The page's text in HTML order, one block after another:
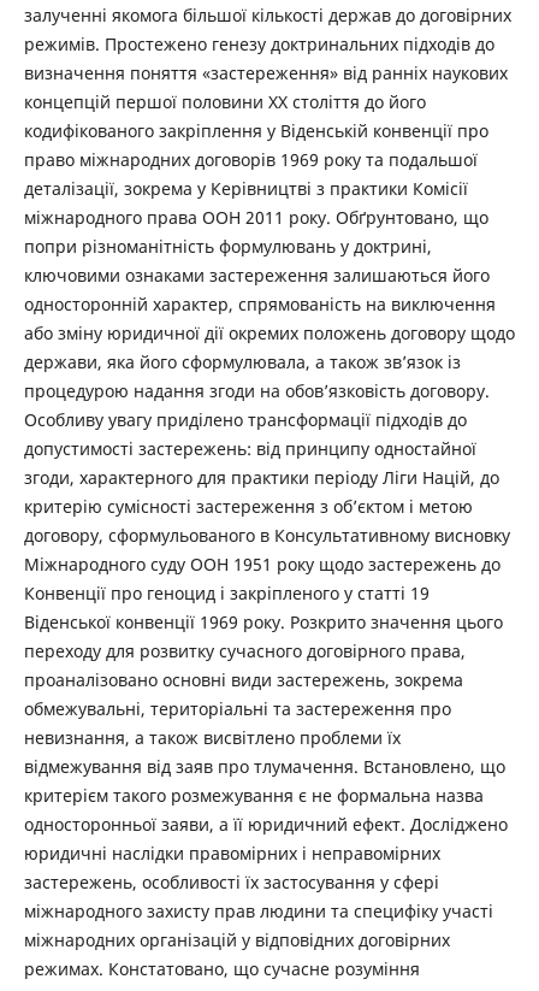
залученні якомога більшої кількості держав до договірних
режимів. Простежено генезу доктринальних підходів до
визначення поняття «застереження» від ранніх наукових
концепцій першої половини ХХ століття до його
кодифікованого закріплення у Віденській конвенції про
право міжнародних договорів 1969 року та подальшої
деталізації, зокрема у Керівництві з практики Комісії
міжнародного права ООН 2011 року. Обґрунтовано, що
попри різноманітність формулювань у доктрині,
ключовими ознаками застереження залишаються його
односторонній характер, спрямованість на виключення
або зміну юридичної дії окремих положень договору щодо
держави, яка його сформулювала, а також зв’язок із
процедурою надання згоди на обов’язковість договору.
Особливу увагу приділено трансформації підходів до
допустимості застережень: від принципу одностайної
згоди, характерного для практики періоду Ліги Націй, до
критерію сумісності застереження з об’єктом і метою
договору, сформульованого в Консультативному висновку
Міжнародного суду ООН 1951 року щодо застережень до
Конвенції про геноцид і закріпленого у статті 19
Віденської конвенції 1969 року. Розкрито значення цього
переходу для розвитку сучасного договірного права,
проаналізовано основні види застережень, зокрема
обмежувальні, територіальні та застереження про
невизнання, а також висвітлено проблеми їх
відмежування від заяв про тлумачення. Встановлено, що
критерієм такого розмежування є не формальна назва
односторонньої заяви, а її юридичний ефект. Досліджено
юридичні наслідки правомірних і неправомірних
застережень, особливості їх застосування у сфері
міжнародного захисту прав людини та специфіку участі
міжнародних організацій у відповідних договірних
режимах. Констатовано, що сучасне розуміння